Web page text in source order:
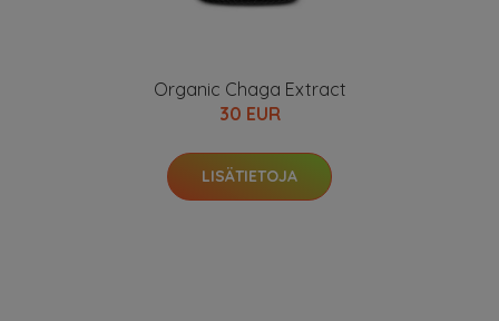
Organic Chaga Extract
30 EUR
LISÄTIETOJA